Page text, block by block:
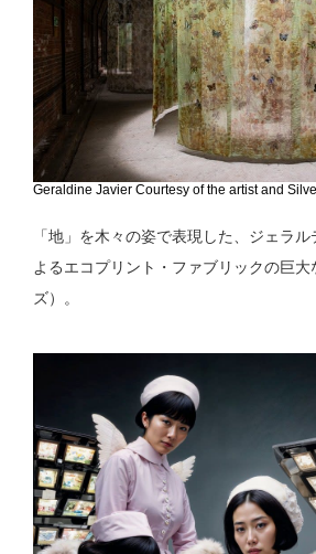
Geraldine Javier Courtesy of the artist and
「地」を木々の姿で表現した、ジェラ
よるエコプリント・ファブリックの巨
ズ）。